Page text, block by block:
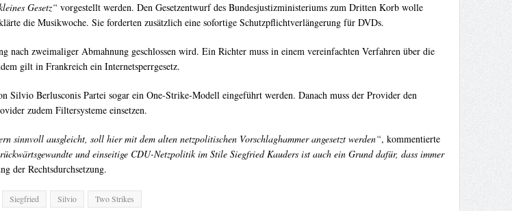
Gesetz“ vorgestellt werden. Den Gesetzentwurf des Bundesjustizministeriums zum Dritten Korb wolle
die Musikwoche. Sie forderten zusätzlich eine sofortige Schutzpflichtverlängerung für DVDs.
nach zweimaliger Abmahnung geschlossen wird. Ein Richter muss in einem vereinfachten Verfahren über die
gilt in Frankreich ein Internetsperrgesetz.
Silvio Berlusconis Partei sogar ein One-Strike-Modell eingeführt werden. Danach muss der Provider den
zudem Filtersysteme einsetzen.
sinnvoll ausgleicht, soll hier mit dem alten netzpolitischen Vorschlaghammer angesetzt werden“, kommentierte
und einseitige CDU-Netzpolitik im Stile Siegfried Kauders ist auch ein Grund dafür, dass immer
der Rechtsdurchsetzung.
Siegfried Silvio Two Strikes